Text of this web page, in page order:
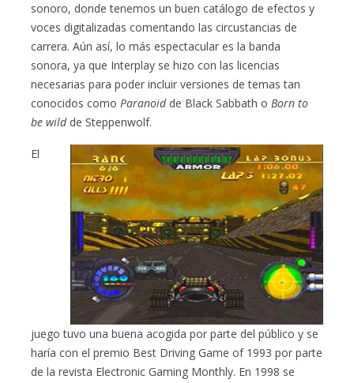
sonoro, donde tenemos un buen catálogo de efectos y
voces digitalizadas comentando las circustancias de
carrera. Aún así, lo más espectacular es la banda
sonora, ya que Interplay se hizo con las licencias
necesarias para poder incluir versiones de temas tan
conocidos comoParanoidde Black Sabbath oBorn to
be wildde Steppenwolf.
El
juego tuvo una buena acogida por parte del público y se
haría con el premio Best Driving Game of 1993 por parte
de la revista Electronic Gaming Monthly. En 1998 se